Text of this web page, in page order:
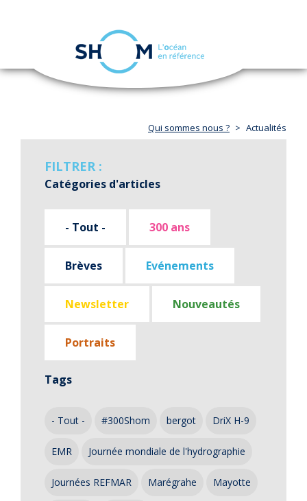
Aller
navigation
Qui sommes nous ? Actualités
FILTRER :
Catégories d'articles
- Tout - 300 ans
Brèves Evénements
Newsletter Nouveautés
Portraits
Tags
- Tout - #300Shom bergot DriX H-9
EMR Journée mondiale de l'hydrographie
Journées REFMAR Marégrahe Mayotte